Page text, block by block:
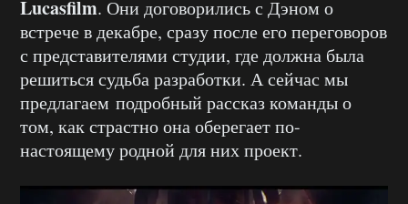
Lucasfilm. Они договорились с Дэном о
встрече в декабре, сразу после его переговоров
с представителями студии, где должна была
решиться судьба разработки. А сейчас мы
предлагаем подробный рассказ команды о
том, как страстно она оберегает по-
настоящему родной для них проект.